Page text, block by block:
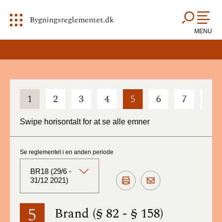
Bygningsreglementet.dk
MENU
1 2 3 4 5 6 7
Swipe horisontalt for at se alle emner
5 Brand (§ 82 - § 158)
Se reglementet i en anden periode
BR18 (29/6 -
31/12 2021)
BR18 (Aktuelt)